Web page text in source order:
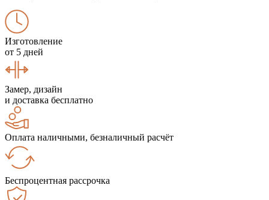
Изготовление
от 5 дней
Замер, дизайн
и доставка бесплатно
Оплата наличными, безналичный расчёт
Беспроцентная рассрочка